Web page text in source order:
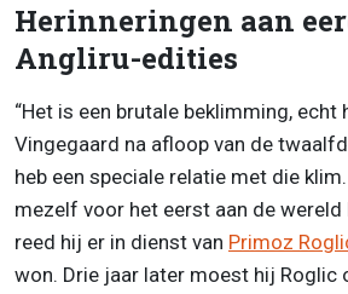
Herinneringen aan
Angliru-edities
“Het is een brutale beklimming, echt
Vingegaard na afloop van de
heb een speciale relatie met die
mezelf voor het eerst aan de wereld
reed hij er in dienst van Primoz
won. Drie jaar later moest hij Roglic